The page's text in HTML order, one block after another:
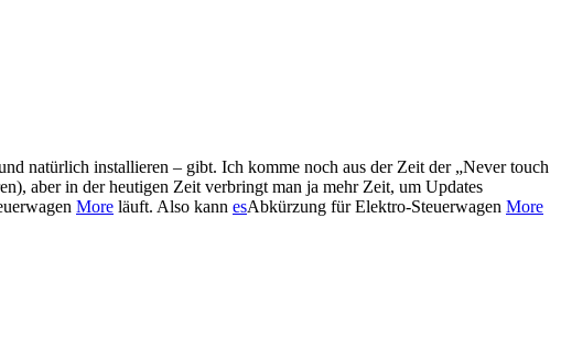
natürlich installieren – gibt. Ich komme noch aus der Zeit der „Never touch
aber in der heutigen Zeit verbringt man ja mehr Zeit, um Updates
More läuft. Also kann esAbkürzung für Elektro-Steuerwagen More